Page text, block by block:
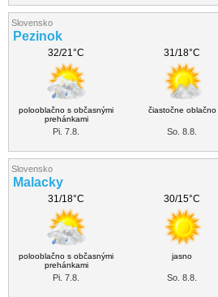
Slovensko
Pezinok
32/21°C 31/18°C
polooblačno s občasnými
prehánkami
čiastočne oblačno
Pi. 7.8. So. 8.8.
Slovensko
Malacky
31/18°C 30/15°C
polooblačno s občasnými
prehánkami
jasno
Pi. 7.8. So. 8.8.